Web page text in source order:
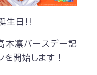
生日‼️
木凛バースデー記
開始します！